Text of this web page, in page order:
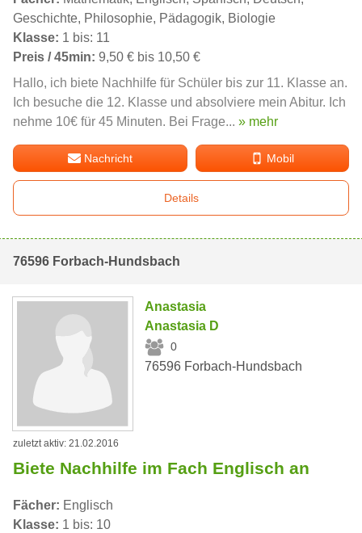
Geschichte, Philosophie, Pädagogik, Biologie
Klasse: 1 bis: 11
Preis / 45min: 9,50 € bis 10,50 €
Hallo, ich biete Nachhilfe für Schüler bis zur 11. Klasse an.
Ich besuche die 12. Klasse und absolviere mein Abitur. Ich
nehme 10€ für 45 Minuten. Bei Frage... » mehr
Nachricht Mobil
Details
76596 Forbach-Hundsbach
Anastasia
Anastasia D
0
76596 Forbach-Hundsbach
zuletzt aktiv: 21.02.2016
Biete Nachhilfe im Fach Englisch an
Fächer: Englisch
Klasse: 1 bis: 10